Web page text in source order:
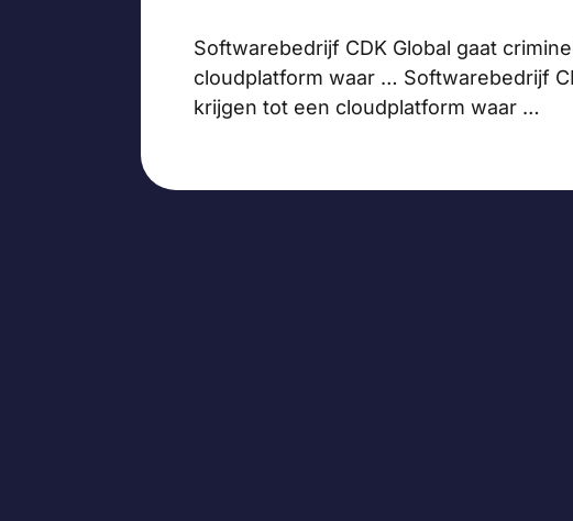
Softwarebedrijf CDK Global gaat
cloudplatform waar … Softwarebedrijf
krijgen tot een cloudplatform waar …